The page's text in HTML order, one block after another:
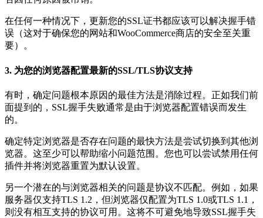
在任何一种情况下，更新您的SSL证书都应该可以解决握手错
误（这对于确保您的网站和WooCommerce商店的安全至关重
要）。
3. 为您的浏览器配置最新的SSL/TLS协议支持
有时，确定问题根本原因的最佳方法是消除过程。正如我们前
面提到的，SSL握手失败通常是由于浏览器配置错误而发生
的。
确定特定浏览器是否存在问题的最快方法是尝试切换到其他浏
览器。这至少可以帮助缩小问题范围。您也可以尝试禁用任何
插件并将浏览器重置为默认设置。
另一个潜在的与浏览器相关的问题是协议不匹配。例如，如果
服务器仅支持TLS 1.2，但浏览器仅配置为TLS 1.0或TLS 1.1，
则没有相互支持的协议可用。这将不可避免地导致SSL握手失